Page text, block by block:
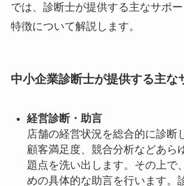
では、診断士が提供する主なサポ
特徴について解説します。
中小企業診断士が提供する主な
経営診断・助言
店舗の経営状況を総合的に診断
顧客満足度、競合分析などあら
題点を洗い出します。その上で
めの具体的な助言を行います。